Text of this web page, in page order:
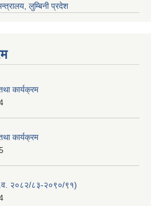
लुम्बिनी प्रदेश
कार्यक्रम
कार्यक्रम
२०८२/८३-२०९०/९१)